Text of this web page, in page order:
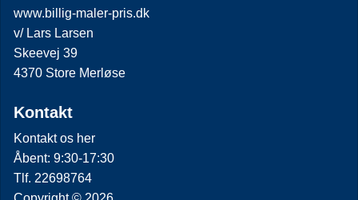
www.billig-maler-pris.dk
v/ Lars Larsen
Skeevej 39
4370 Store Merløse
Kontakt
Kontakt os her
Åbent: 9:30-17:30
Tlf. 22698764